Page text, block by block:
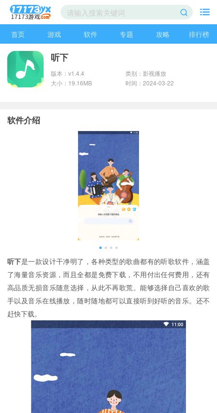
首页 游戏 软件 专题 攻略 排行榜
听下
版本：v1.4.4
类别：影视播放
大小：19.16MB
时间：2024-03-22
软件介绍
听下是一款设计干净明了，各种类型的歌曲都有的听歌软件，涵盖
了海量音乐资源，而且全都是免费下载，不用付出任何费用，还有
高品质无损音乐随意选择，从此不再歌荒。能够选择自己喜欢的歌
手以及音乐在线播放，随时随地都可以直接听到好听的音乐。还不
赶快下载。